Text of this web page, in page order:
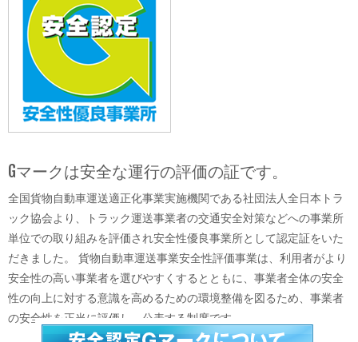
Gマークは安全な運行の評価の証です。
全国貨物自動車運送適正化事業実施機関である社団法人全日本トラ
ック協会より、トラック運送事業者の交通安全対策などへの事業所
単位での取り組みを評価され安全性優良事業所として認定証をいた
だきました。 貨物自動車運送事業安全性評価事業は、利用者がより
安全性の高い事業者を選びやすくするとともに、事業者全体の安全
性の向上に対する意識を高めるための環境整備を図るため、事業者
の安全性を正当に評価し、公表する制度です。